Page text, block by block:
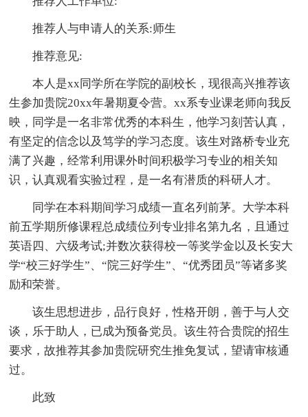
推荐人与申请人的关系:师生
推荐意见:
本人是xx同学所在学院的副校长，现很高兴推荐该
生参加贵院20xx年暑期夏令营。xx系专业课老师向我反
映，同学是一名非常优秀的本科生，他学习刻苦认真，
有坚定的信念以及笃学的学习态度。该生对路桥专业充
满了兴趣，经常利用课外时间积极学习专业的相关知
识，认真观看实验过程，是一名有潜质的科研人才。
同学在本科期间学习成绩一直名列前茅。大学本科
前五学期所修课程总成绩位列专业排名第九名，且通过
英语四、六级考试;并数次获得校一等奖学金以及长安大
学“校三好学生”、“院三好学生”、“优秀团员”等诸多奖
励和荣誉。
该生思想进步，品行良好，性格开朗，善于与人交
谈，乐于助人，已成为预备党员。该生符合贵院的招生
要求，故推荐其参加贵院研究生推免复试，望请审核通
过。
此致